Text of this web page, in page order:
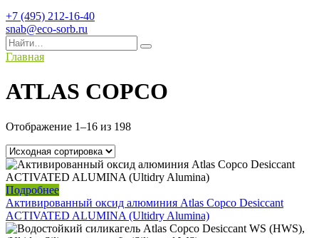
+7 (495) 212-16-40
snab@eco-sorb.ru
Search
for:
Главная
ATLAS COPCO
Отображение 1–16 из 198
Подробнее
Активированный оксид алюминия Atlas Copco Desiccant
ACTIVATED ALUMINA (Ultidry Alumina)